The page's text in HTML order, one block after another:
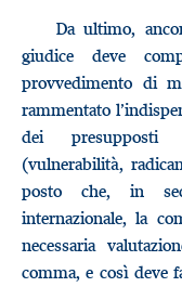
Da ultimo,
giudice deve
provvedimento di
rammentato
dei presupposti
(vulnerabilità,
posto che, in
internazionale, la
necessaria
comma, e così deve